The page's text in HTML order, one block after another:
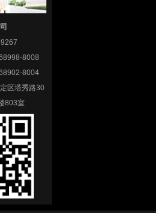
8008
8004
区塔秀路30
803室